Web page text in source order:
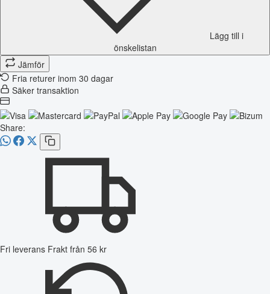
Lägg till i
önskelistan
Jämför
Fria returer inom 30 dagar
Säker transaktion
Share:
Fri leverans Frakt från 56 kr